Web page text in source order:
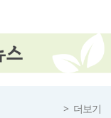
중고차 '숨은 수수료' 없앤다지만… 소비자 부담은 그대로?
더보기